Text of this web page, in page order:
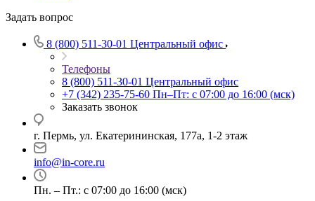
Задать вопрос
8 (800) 511-30-01 Центральный офис
Телефоны
8 (800) 511-30-01 Центральный офис
+7 (342) 235-75-60 Пн–Пт: с 07:00 до 16:00 (мск)
Заказать звонок
г. Пермь, ул. ​Екатерининская, 177а, ​1-2 этаж
info@in-core.ru
Пн. – Пт.: с 07:00 до 16:00 (мск)